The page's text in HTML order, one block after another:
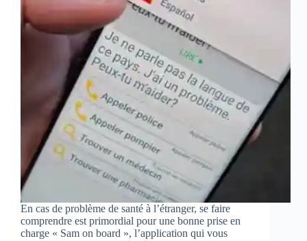
En cas de problème de santé à l’étranger, se faire
comprendre est primordial pour une bonne prise en
charge « Sam on board », l’application qui vous